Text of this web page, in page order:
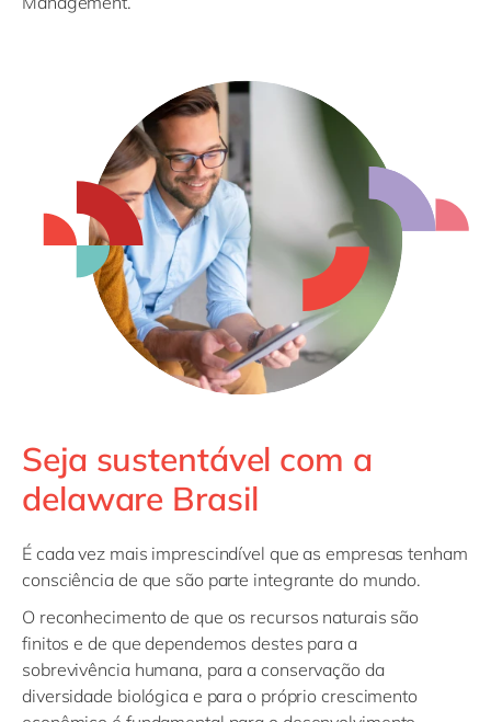
Seja sustentável com a
delaware Brasil
É cada vez mais imprescindível que as empresas tenham
consciência de que são parte integrante do mundo.
O reconhecimento de que os recursos naturais são
finitos e de que dependemos destes para a
sobrevivência humana, para a conservação da
diversidade biológica e para o próprio crescimento